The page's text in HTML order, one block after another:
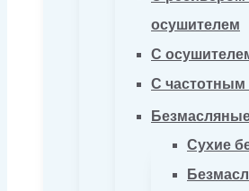
осушителем
С
С частотным
Сухие